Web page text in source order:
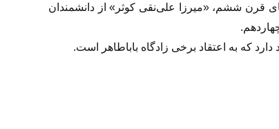
قرن ششم، «میرزا علی‌نقی کوثر» از دانشمندان
دارد که به اعتقاد برخی زادگاه باباطاهر است.